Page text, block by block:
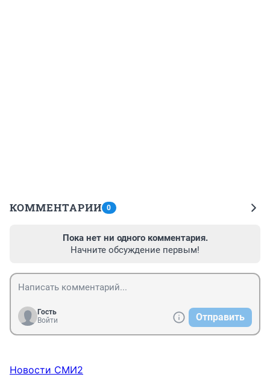
КОММЕНТАРИИ 0
Пока нет ни одного комментария.
Начните обсуждение первым!
Гость
Войти
Отправить
Новости СМИ2